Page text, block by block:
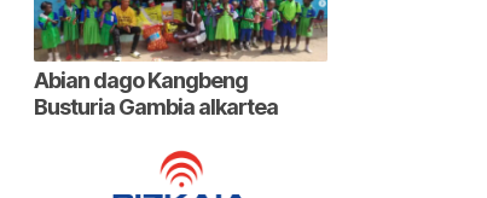
Abian dago Kangbeng
Busturia Gambia alkartea